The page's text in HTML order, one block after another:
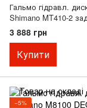
Гальмо гідравл.
Shimano MT410-2
ручка BL-MT401,
MT410, J-kit
3 888 грн
Купити
−5%